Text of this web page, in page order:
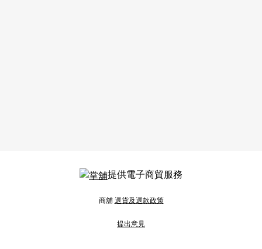
提供電子商貿服務
商舖退貨及退款政策
提出意見